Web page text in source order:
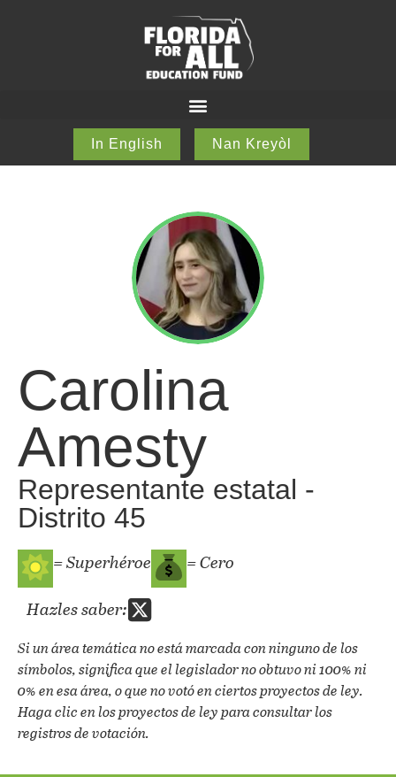
In English Nan Kreyòl
Carolina
Amesty
Representante estatal -
Distrito 45
= Superhéroe
= Cero
Hazles saber:
Si un área temática no está marcada con ninguno de los
símbolos, significa que el legislador no obtuvo ni 100% ni
0% en esa área, o que no votó en ciertos proyectos de ley.
Haga clic en los proyectos de ley para consultar los
registros de votación.